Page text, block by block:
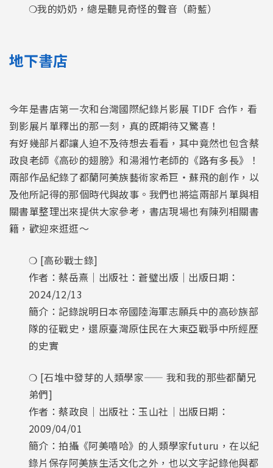
❍我的奶奶，總是聽見奇怪的聲音（蔚藍）
地下書店
今年是書店第一次和台灣國際紀錄片影展 TIDF 合作，看
到影展片單釋出的那一刻，真的既期待又驚喜！
有好幾部片都讓人迫不及待想去看看，其中竟然也包含蔡
政良老師《高砂的翅膀》和湯湘竹老師的《路有多長》！
兩部作品紀錄了都蘭阿美族藝術家希巨・蘇飛的創作，以
及他所記得的那個時代與故事。我們也將這兩部片單與相
關書單整理出來提供大家參考，書店現場也有陳列相關書
籍，歡迎來逛逛～
❍ [高砂戰士錄]
作者：蔡岳熹｜出版社：蒼璧出版｜出版日期：
2024/12/13
簡介：記錄說明日本帝國陸海軍志願兵中的高砂族部
隊的征戰史，還原臺灣原住民在大東亞戰爭中所經歷
的史實
❍ [石堆中發芽的人類學家—— 我和我的那些都蘭兄
弟們]
作者：蔡政良｜出版社：玉山社｜出版日期：
2009/04/01
簡介：拍攝《阿美嘻哈》的人類學家futuru，在以紀
錄片保存阿美族生活文化之外，也以文字記錄他與都